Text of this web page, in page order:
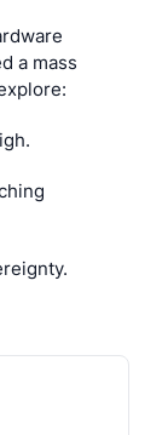
a mass